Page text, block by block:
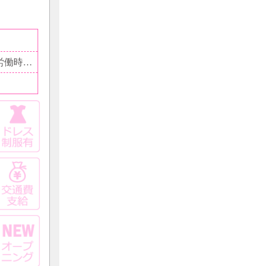
19:00～翌2:00 ■残業の可能性有 □１ヵ月平均所定労働時間：150.5時間